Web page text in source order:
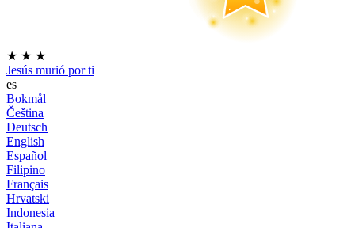
★ ★ ★
Jesús murió por ti
es
Bokmål
Čeština
Deutsch
English
Español
Filipino
Français
Hrvatski
Indonesia